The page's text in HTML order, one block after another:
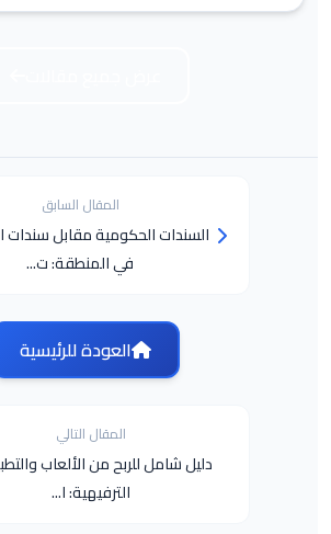
المقال السابق
السندات الحكومية مقابل سندات
في المنطقة: ت...
العودة للرئيسية
المقال التالي
دليل شامل للربح من الألعاب
الترفيهية: ا...